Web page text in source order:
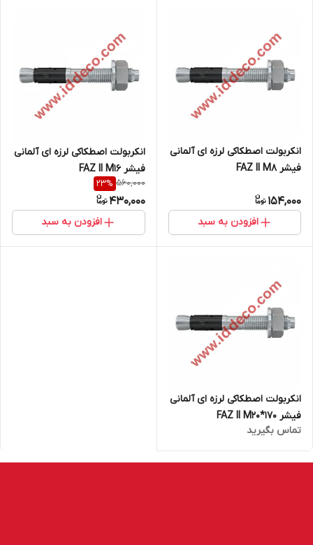
انکربولت اصطکاکی لرزه ای آلمانی
فیشر FAZ II M8
154,000
افزودن به سبد
انکربولت اصطکاکی لرزه ای آلمانی
فیشر FAZ II M16
560,000
23%
430,000
افزودن به سبد
انکربولت اصطکاکی لرزه ای آلمانی
فیشر FAZ II M20*170
تماس بگیرید